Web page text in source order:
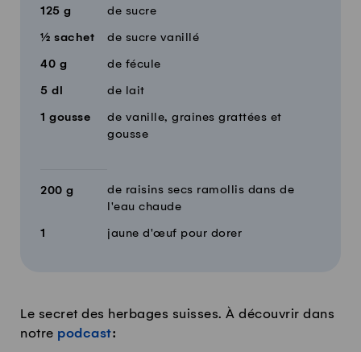
125 g de sucre
½ sachet de sucre vanillé
40 g de fécule
5 dl de lait
1 gousse
de vanille, graines grattées et
gousse
200 g
de raisins secs ramollis dans de
l'eau chaude
1 jaune d'œuf pour dorer
Le secret des herbages suisses. À découvrir dans
notre podcast: